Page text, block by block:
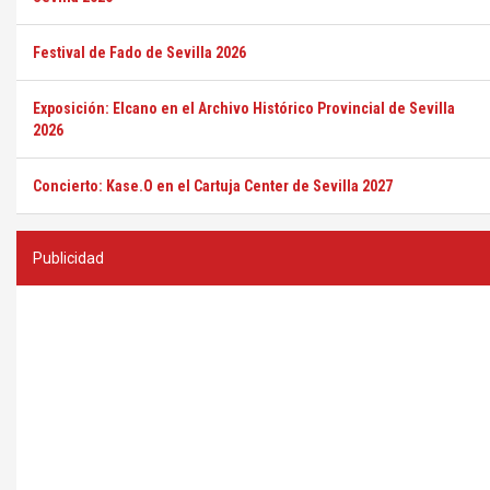
Festival de Fado de Sevilla 2026
Exposición: Elcano en el Archivo Histórico Provincial de Sevilla
2026
Concierto: Kase.O en el Cartuja Center de Sevilla 2027
Publicidad